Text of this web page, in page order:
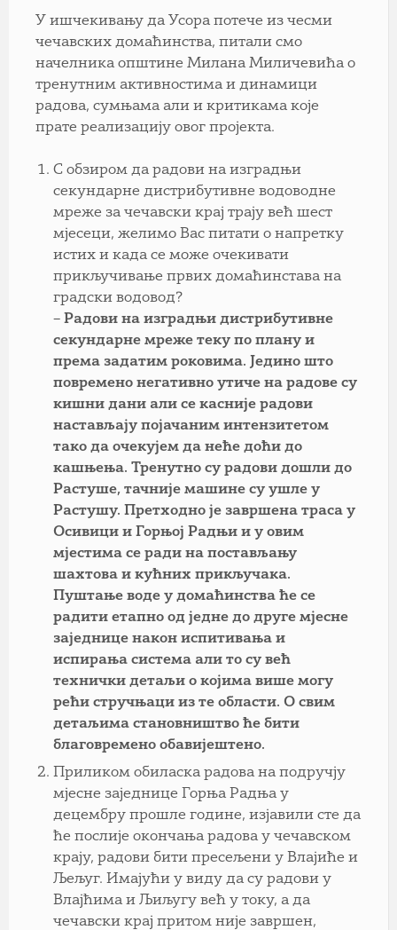
У ишчекивању да Усора потече из чесми
чечавских домаћинства, питали смо
начелника општине Милана Миличевића о
тренутним активностима и динамици
радова, сумњамa али и критикама које
прате реализацију овог пројекта.
С обзиром да радови на изградњи
секундарне дистрибутивне водоводне
мреже за чечавски крај трају већ шест
мјесеци, желимо Вас питати о напретку
истих и када се може очекивати
прикључивање првих домаћинстава на
градски водовод?
– Радови на изградњи дистрибутивне
секундарне мреже теку по плану и
према задатим роковима. Једино што
повремено негативно утиче на радове су
кишни дани али се касније радови
настављају појачаним интензитетом
тако да очекујем да неће доћи до
кашњења. Тренутно су радови дошли до
Растуше, тачније машине су ушле у
Растушу. Претходно је завршена траса у
Осивици и Горњој Радњи и у овим
мјестима се ради на постављању
шахтова и кућних прикључака.
Пуштање воде у домаћинства ће се
радити етапно од једне до друге мјесне
заједнице након испитивања и
испирања система али то су већ
технички детаљи о којима више могу
рећи стручњаци из те области. О свим
детаљима становништво ће бити
благовремено обавијештено.
Приликом обиласка радова на подручју
мјесне заједнице Горња Радња у
децембру прошле године, изјавили сте да
ће послије окончања радова у чечавском
крају, радови бити пресељени у Влајиће и
Љељуг. Имајући у виду да су радови у
Влајћима и Љиљугу већ у току, а да
чечавски крај притом није завршен,